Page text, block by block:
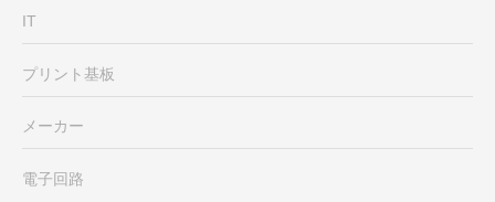
IT
プリント基板
メーカー
電子回路